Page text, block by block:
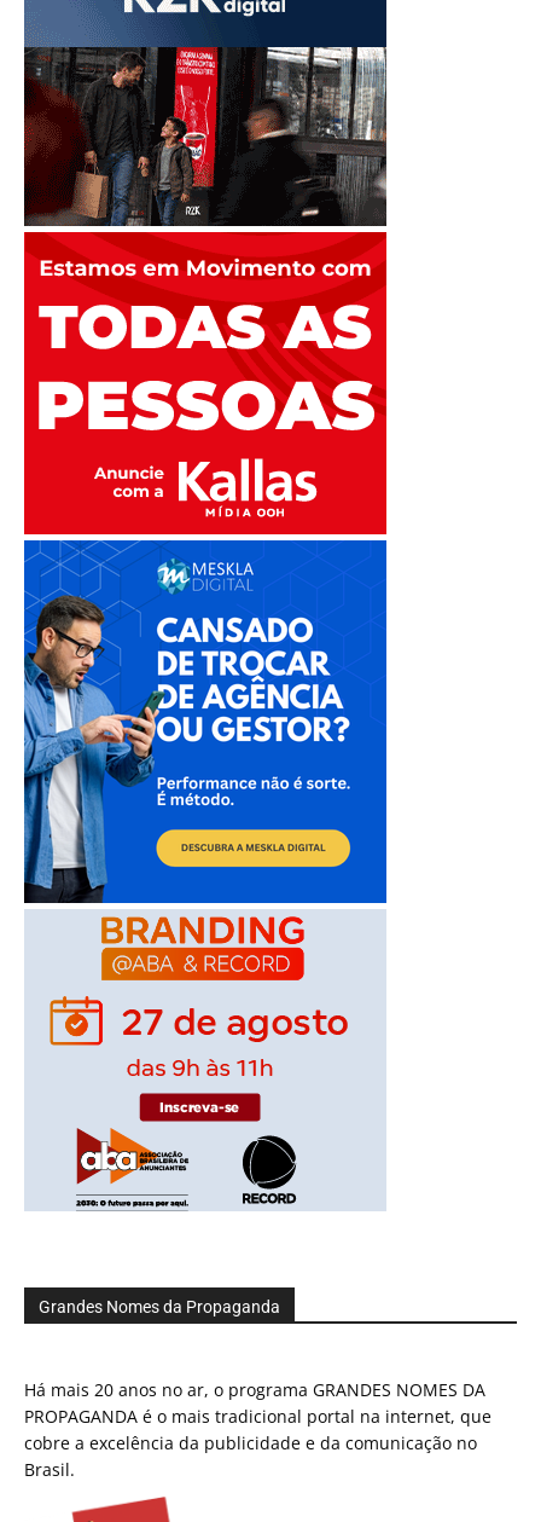
Grandes Nomes da Propaganda
Há mais 20 anos no ar, o programa GRANDES NOMES DA
PROPAGANDA é o mais tradicional portal na internet, que
cobre a excelência da publicidade e da comunicação no
Brasil.